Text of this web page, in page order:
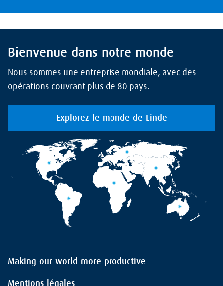
Bienvenue dans notre monde
Nous sommes une entreprise mondiale, avec des
opérations couvrant plus de 80 pays.
Explorez le monde de Linde
Making our world more productive
Mentions légales